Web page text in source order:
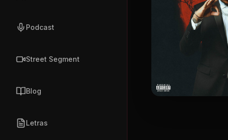
Podcast
Street Segment
Blog
Letras